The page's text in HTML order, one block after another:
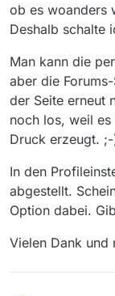
ob es woanders
Deshalb schalte
Man kann die
aber die
der Seite erneut
noch los, weil
Druck erzeugt. ;-
In den
abgestellt.
Option dabei.
Vielen Dank und